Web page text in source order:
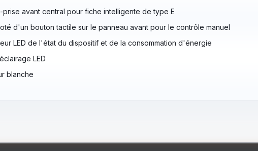
prise avant central pour fiche intelligente de type E
d'un bouton tactile sur le panneau avant pour le contrôle manuel
LED de l'état du dispositif et de la consommation d'énergie
LED
blanche